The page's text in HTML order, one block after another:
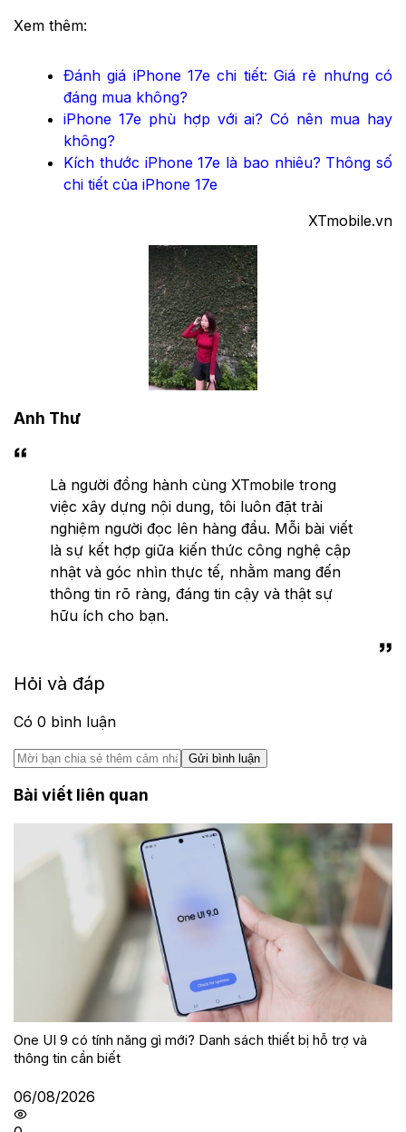
Xem thêm:
Đánh giá iPhone 17e chi tiết: Giá rẻ nhưng có
đáng mua không?
iPhone 17e phù hợp với ai? Có nên mua hay
không?
Kích thước iPhone 17e là bao nhiêu? Thông số
chi tiết của iPhone 17e
XTmobile.vn
Anh Thư
Là người đồng hành cùng XTmobile trong
việc xây dựng nội dung, tôi luôn đặt trải
nghiệm người đọc lên hàng đầu. Mỗi bài viết
là sự kết hợp giữa kiến thức công nghệ cập
nhật và góc nhìn thực tế, nhằm mang đến
thông tin rõ ràng, đáng tin cậy và thật sự
hữu ích cho bạn.
Hỏi và đáp
Có 0 bình luận
Gửi bình luận
Bài viết liên quan
One UI 9 có tính năng gì mới? Danh sách thiết bị hỗ trợ và
thông tin cần biết
06/08/2026